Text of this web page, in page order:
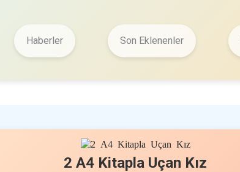
Haberler Son Eklenenler
2 A4 Kitapla Uçan Kız